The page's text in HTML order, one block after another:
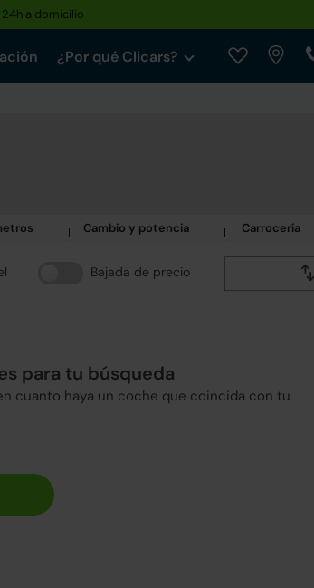
24h a domicilio
¿Por qué Clicars?
Cambio y potencia Carrocería
Bajada de precio
para tu búsqueda
cuanto haya un coche que coincida con tu